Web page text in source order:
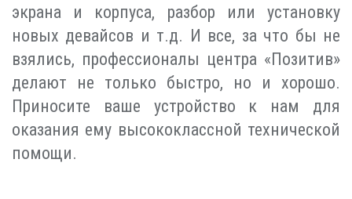
экрана и корпуса, разбор или установку
новых девайсов и т.д. И все, за что бы не
взялись, профессионалы центра «Позитив»
делают не только быстро, но и хорошо.
Приносите ваше устройство к нам для
оказания ему высококлассной технической
помощи.